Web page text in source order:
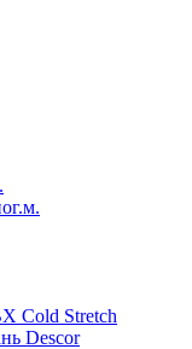
Cold Stretch
Descor